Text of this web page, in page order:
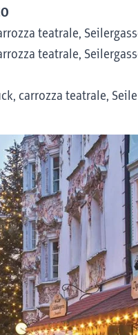
teatrale,
teatrale,
carrozza teatrale,